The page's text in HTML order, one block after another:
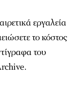
εργαλεία
το κόστος
του